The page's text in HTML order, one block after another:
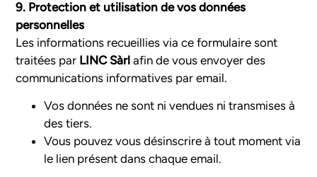
9. Protection et utilisation de vos données
personnelles
Les informations recueillies via ce formulaire sont
traitées par LINC Sàrl afin de vous envoyer des
communications informatives par email.
Vos données ne sont ni vendues ni transmises à
des tiers.
Vous pouvez vous désinscrire à tout moment via
le lien présent dans chaque email.